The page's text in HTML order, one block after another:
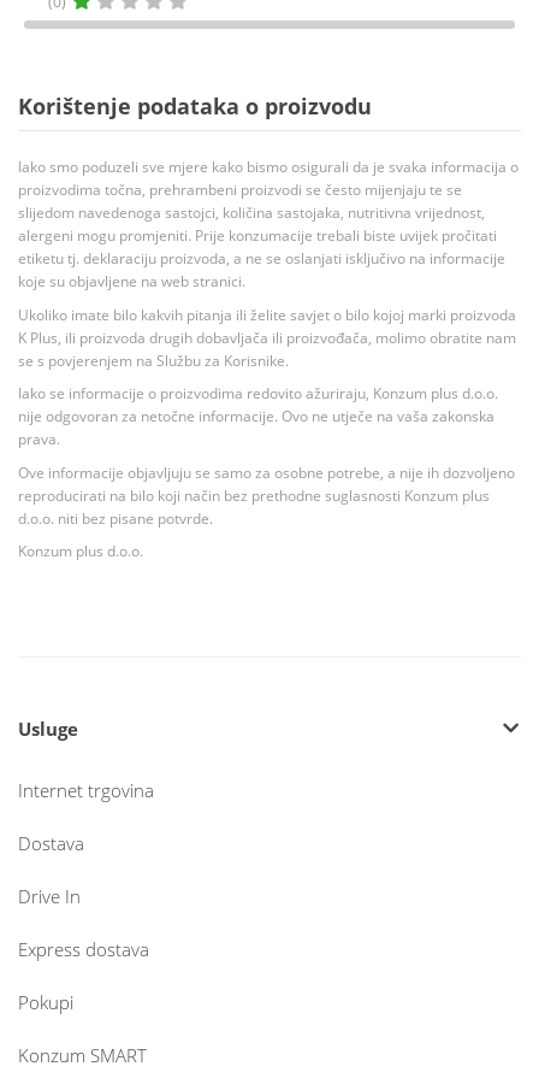
Korištenje podataka o proizvodu
Iako smo poduzeli sve mjere kako bismo osigurali da je svaka informacija o
proizvodima točna, prehrambeni proizvodi se često mijenjaju te se
slijedom navedenoga sastojci, količina sastojaka, nutritivna vrijednost,
alergeni mogu promjeniti. Prije konzumacije trebali biste uvijek pročitati
etiketu tj. deklaraciju proizvoda, a ne se oslanjati isključivo na informacije
koje su objavljene na web stranici.
Ukoliko imate bilo kakvih pitanja ili želite savjet o bilo kojoj marki proizvoda
K Plus, ili proizvoda drugih dobavljača ili proizvođača, molimo obratite nam
se s povjerenjem na Službu za Korisnike.
Iako se informacije o proizvodima redovito ažuriraju, Konzum plus d.o.o.
nije odgovoran za netočne informacije. Ovo ne utječe na vaša zakonska
prava.
Ove informacije objavljuju se samo za osobne potrebe, a nije ih dozvoljeno
reproducirati na bilo koji način bez prethodne suglasnosti Konzum plus
d.o.o. niti bez pisane potvrde.
Konzum plus d.o.o.
Usluge
Internet trgovina
Dostava
Drive In
Express dostava
Pokupi
Konzum SMART